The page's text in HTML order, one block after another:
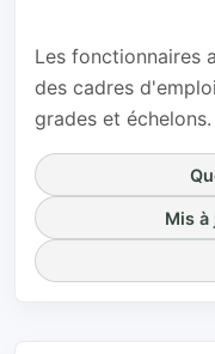
Les fonctionnaires
des cadres
grades et échelons.
Mis